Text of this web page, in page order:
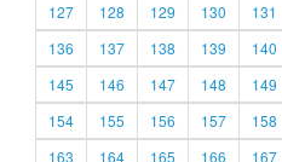
127
128 129 130 131
136
137 138 139 140
145
146 147 148 149
154
155 156 157 158
163
164 165 166 167